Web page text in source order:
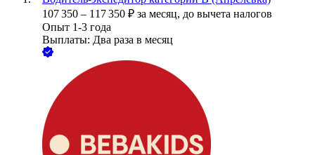
107 350 – 117 350 ₽ за месяц, до вычета налогов
Опыт 1-3 года
Выплаты: Два раза в месяц